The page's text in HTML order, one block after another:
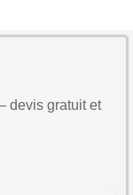
devis gratuit et